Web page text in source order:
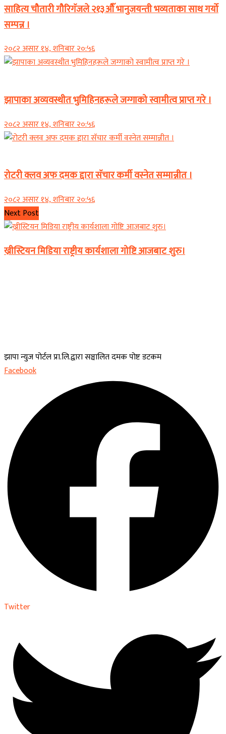
साहित्य चौतारी गौरिगॅजले २१३औॅ भानुजयन्ती भव्यताका साथ गर्यो
सम्पन्न ।
२०८२ असार १४, शनिबार २०:५६
झापाका अव्यवस्थीत भुमिहिनहरूले जग्गाको स्वामीत्व प्राप्त गरे ।
२०८२ असार १४, शनिबार २०:५६
रोटरी क्लव अफ दमक द्दारा सॅचार कर्मी वस्नेत सम्मान्नीत ।
२०८२ असार १४, शनिबार २०:५६
Next Post
ख्रीस्टियन मिडिया राष्ट्रीय कार्यशाला गोष्टि आजबाट शुरु।
झापा न्युज पोर्टल प्रा.लि.द्वारा सञ्चालित दमक पोष्ट डटकम
Facebook
Twitter